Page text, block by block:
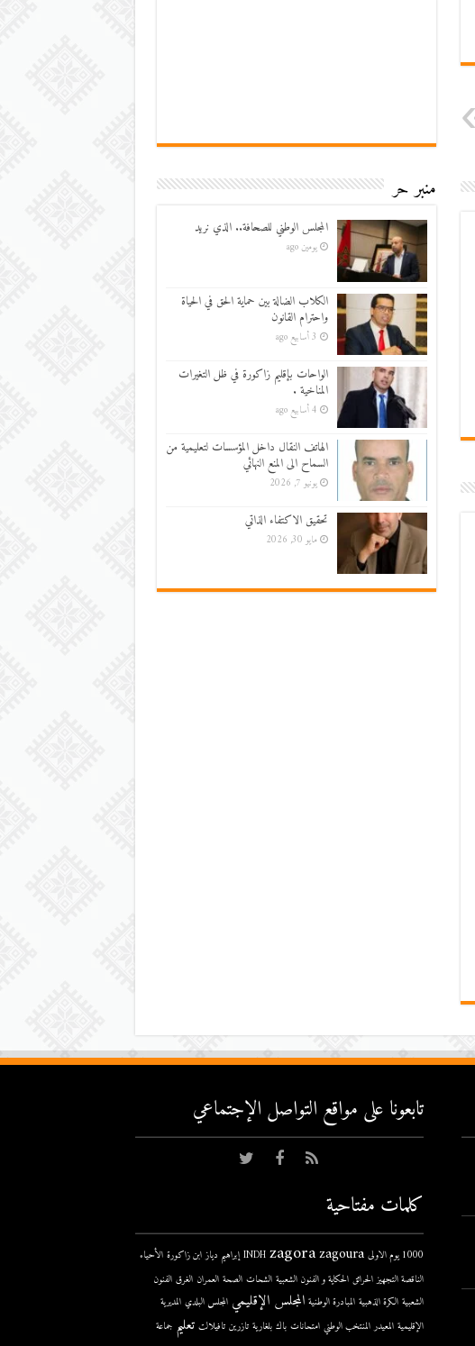
منبر حر
المجلس الوطني للصحافة.. الذي نريد
يومين ago
الكلاب الضالة بين حماية الحق في الحياة
واحترام القانون
3 أسابيع ago
الواحات بإقليم زاكورة في ظل التغيرات
المناخية .
4 أسابيع ago
الهاتف النقال داخل المؤسسات لتعليمية من
السماح الى المنع النهائي
يونيو 7, 2026
تحقيق الاكتفاء الذاتي
مايو 30, 2026
تابعونا على مواقع التواصل اﻹجتماعي
كلمات مفتاحية
1000 يوم الاولى INDH zagorazagoura إبراهيم دياز ابن زاكورة الأحياء
الناقصة التجهيز الحرائق الحكاية و الفنون الشعبية الشحات الصحة العمران الغرق الفنون
الشعبية الكرة الذهبية المبادرة الوطنية المجلس الإقليمي المجلس البلدي المديرية
الإقليمية المعيدر المنتخب الوطني امتحانات باك بلغارية تازرين تافيلالت تعليم جماعة